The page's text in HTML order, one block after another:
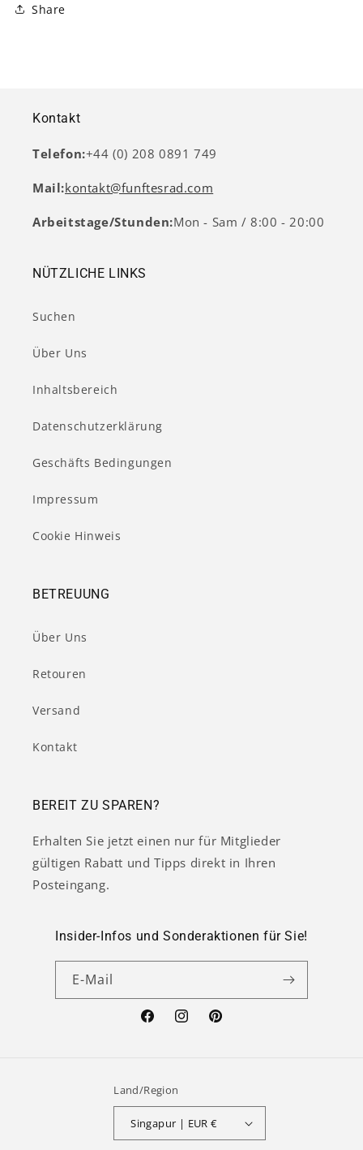
Share
Kontakt
Telefon:+44 (0) 208 0891 749
Mail:kontakt@funftesrad.com
Arbeitstage/Stunden:Mon - Sam / 8:00 - 20:00
NÜTZLICHE LINKS
Suchen
Über Uns
Inhaltsbereich
Datenschutzerklärung
Geschäfts Bedingungen
Impressum
Cookie Hinweis
BETREUUNG
Über Uns
Retouren
Versand
Kontakt
BEREIT ZU SPAREN?
Erhalten Sie jetzt einen nur für Mitglieder
gültigen Rabatt und Tipps direkt in Ihren
Posteingang.
Insider-Infos und Sonderaktionen für Sie!
E-Mail
FacebookInstagramPinterest
Land/Region
Singapur | EUR €